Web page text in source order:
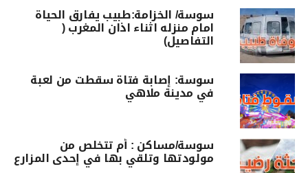
سوسة/ الخزامة:طبيب يفارق الحياة
امام منزله اثناء اذان المغرب (
التفاصيل)
سوسة: إصابة فتاة سقطت من لعبة
في مدينة ملاهي
سوسة/مساكن : أم تتخلص من
مولودتها وتلقي بها في إحدى المزارع